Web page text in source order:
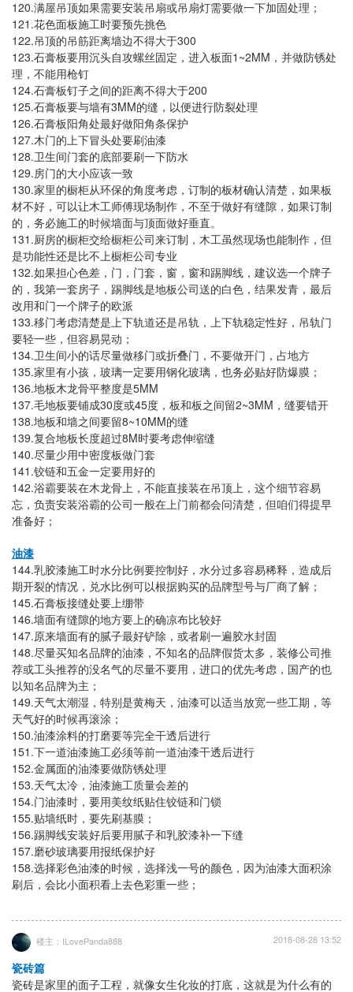
120.满屋吊顶如果需要安装吊扇或吊扇灯需要做一下加固处理；
121.花色面板施工时要预先挑色
122.吊顶的吊筋距离墙边不得大于300
123.石膏板要用沉头自攻螺丝固定，进入板面1~2MM ，并做防锈处
理，不能用枪钉
124.石膏板钉子之间的距离不得大于200
125.石膏板要与墙有3MM的缝，以便进行防裂处理
126.石膏板阳角处最好做阳角条保护
127.木门的上下冒头处要刷油漆
128.卫生间门套的底部要刷一下防水
129.房门的大小应该一致
130.家里的橱柜从环保的角度考虑，订制的板材确认清楚，如果板
材不好，可以让木工师傅现场制作，不至于做好有缝隙，如果订制
的，务必施工的时候墙面与顶面做好垂直。
131.厨房的橱柜交给橱柜公司来订制，木工虽然现场也能制作，但
是功能性还是比不上橱柜公司专业
132.如果担心色差，门，门套，窗，窗和踢脚线，建议选一个牌子
的，我第一套房子，踢脚线是地板公司送的白色，结果发青，最后
改用和门一个牌子的欧派
133.移门考虑清楚是上下轨道还是吊轨，上下轨稳定性好，吊轨门
要轻一些，但容易晃动；
134.卫生间小的话尽量做移门或折叠门，不要做开门，占地方
135.家里有小孩，玻璃一定要用钢化玻璃，也务必贴好防爆膜；
136.地板木龙骨平整度是5MM
137.毛地板要铺成30度或45度，板和板之间留2~3MM ，缝要错开
138.地板和墙之间要留8~10MM的缝
139.复合地板长度超过8M时要考虑伸缩缝
140.尽量少用中密度板做门套
141.铰链和五金一定要用好的
142.浴霸要装在木龙骨上，不能直接装在吊顶上 ，这个细节容易
忘，负责安装浴霸的公司一般在上门前都会问清楚，但咱们得提早
准备好；
油漆
144.乳胶漆施工时水分比例要控制好，水分过多容易稀释，造成后
期开裂的情况，兑水比例可以根据购买的品牌型号与厂商了解；
145.石膏板接缝处要上绷带
146.墙面有缝隙的地方要上的确凉布比较好
147.原来墙面有的腻子最好铲除，或者刷一遍胶水封固
148.尽量买知名品牌的油漆，不知名的品牌假货太多，装修公司推
荐或工头推荐的没名气的尽量不要用，进口的优先考虑，国产的也
以知名品牌为主；
149.天气太潮湿，特别是黄梅天，油漆可以适当放宽一些工期，等
天气好的时候再滚涂；
150.油漆涂料的打磨要等完全干透后进行
151.下一道油漆施工必须等前一道油漆干透后进行
152.金属面的油漆要做防锈处理
153.天气太冷，油漆施工质量会差的
154.门油漆时，要用美纹纸贴住铰链和门锁
155.贴墙纸时，要先刷基膜；
156.踢脚线安装好后要用腻子和乳胶漆补一下缝
157.磨砂玻璃要用报纸保护好
158.选择彩色油漆的时候，选择浅一号的颜色，因为油漆大面积涂
刷后，会比小面积看上去色彩重一些；
楼主：ILovePanda888 2018-08-28 13:52
瓷砖篇
瓷砖是家里的面子工程，就像女生化妆的打底，这就是为什么有的